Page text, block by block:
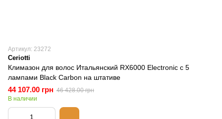
Артикул: 23272
Ceriotti
Климазон для волос Итальянский RX6000 Electronic с 5
лампами Black Carbon на штативе
44 107.00 грн 46 428.00 грн
В наличии